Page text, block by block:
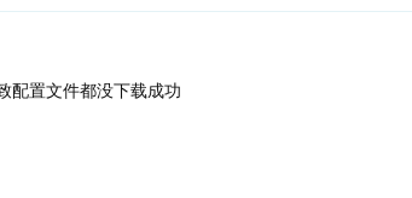
配置文件都没下载成功